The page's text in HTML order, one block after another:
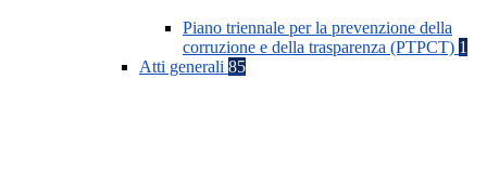
Piano triennale per la prevenzione della
corruzione e della trasparenza (PTPCT) 1
Atti generali 85